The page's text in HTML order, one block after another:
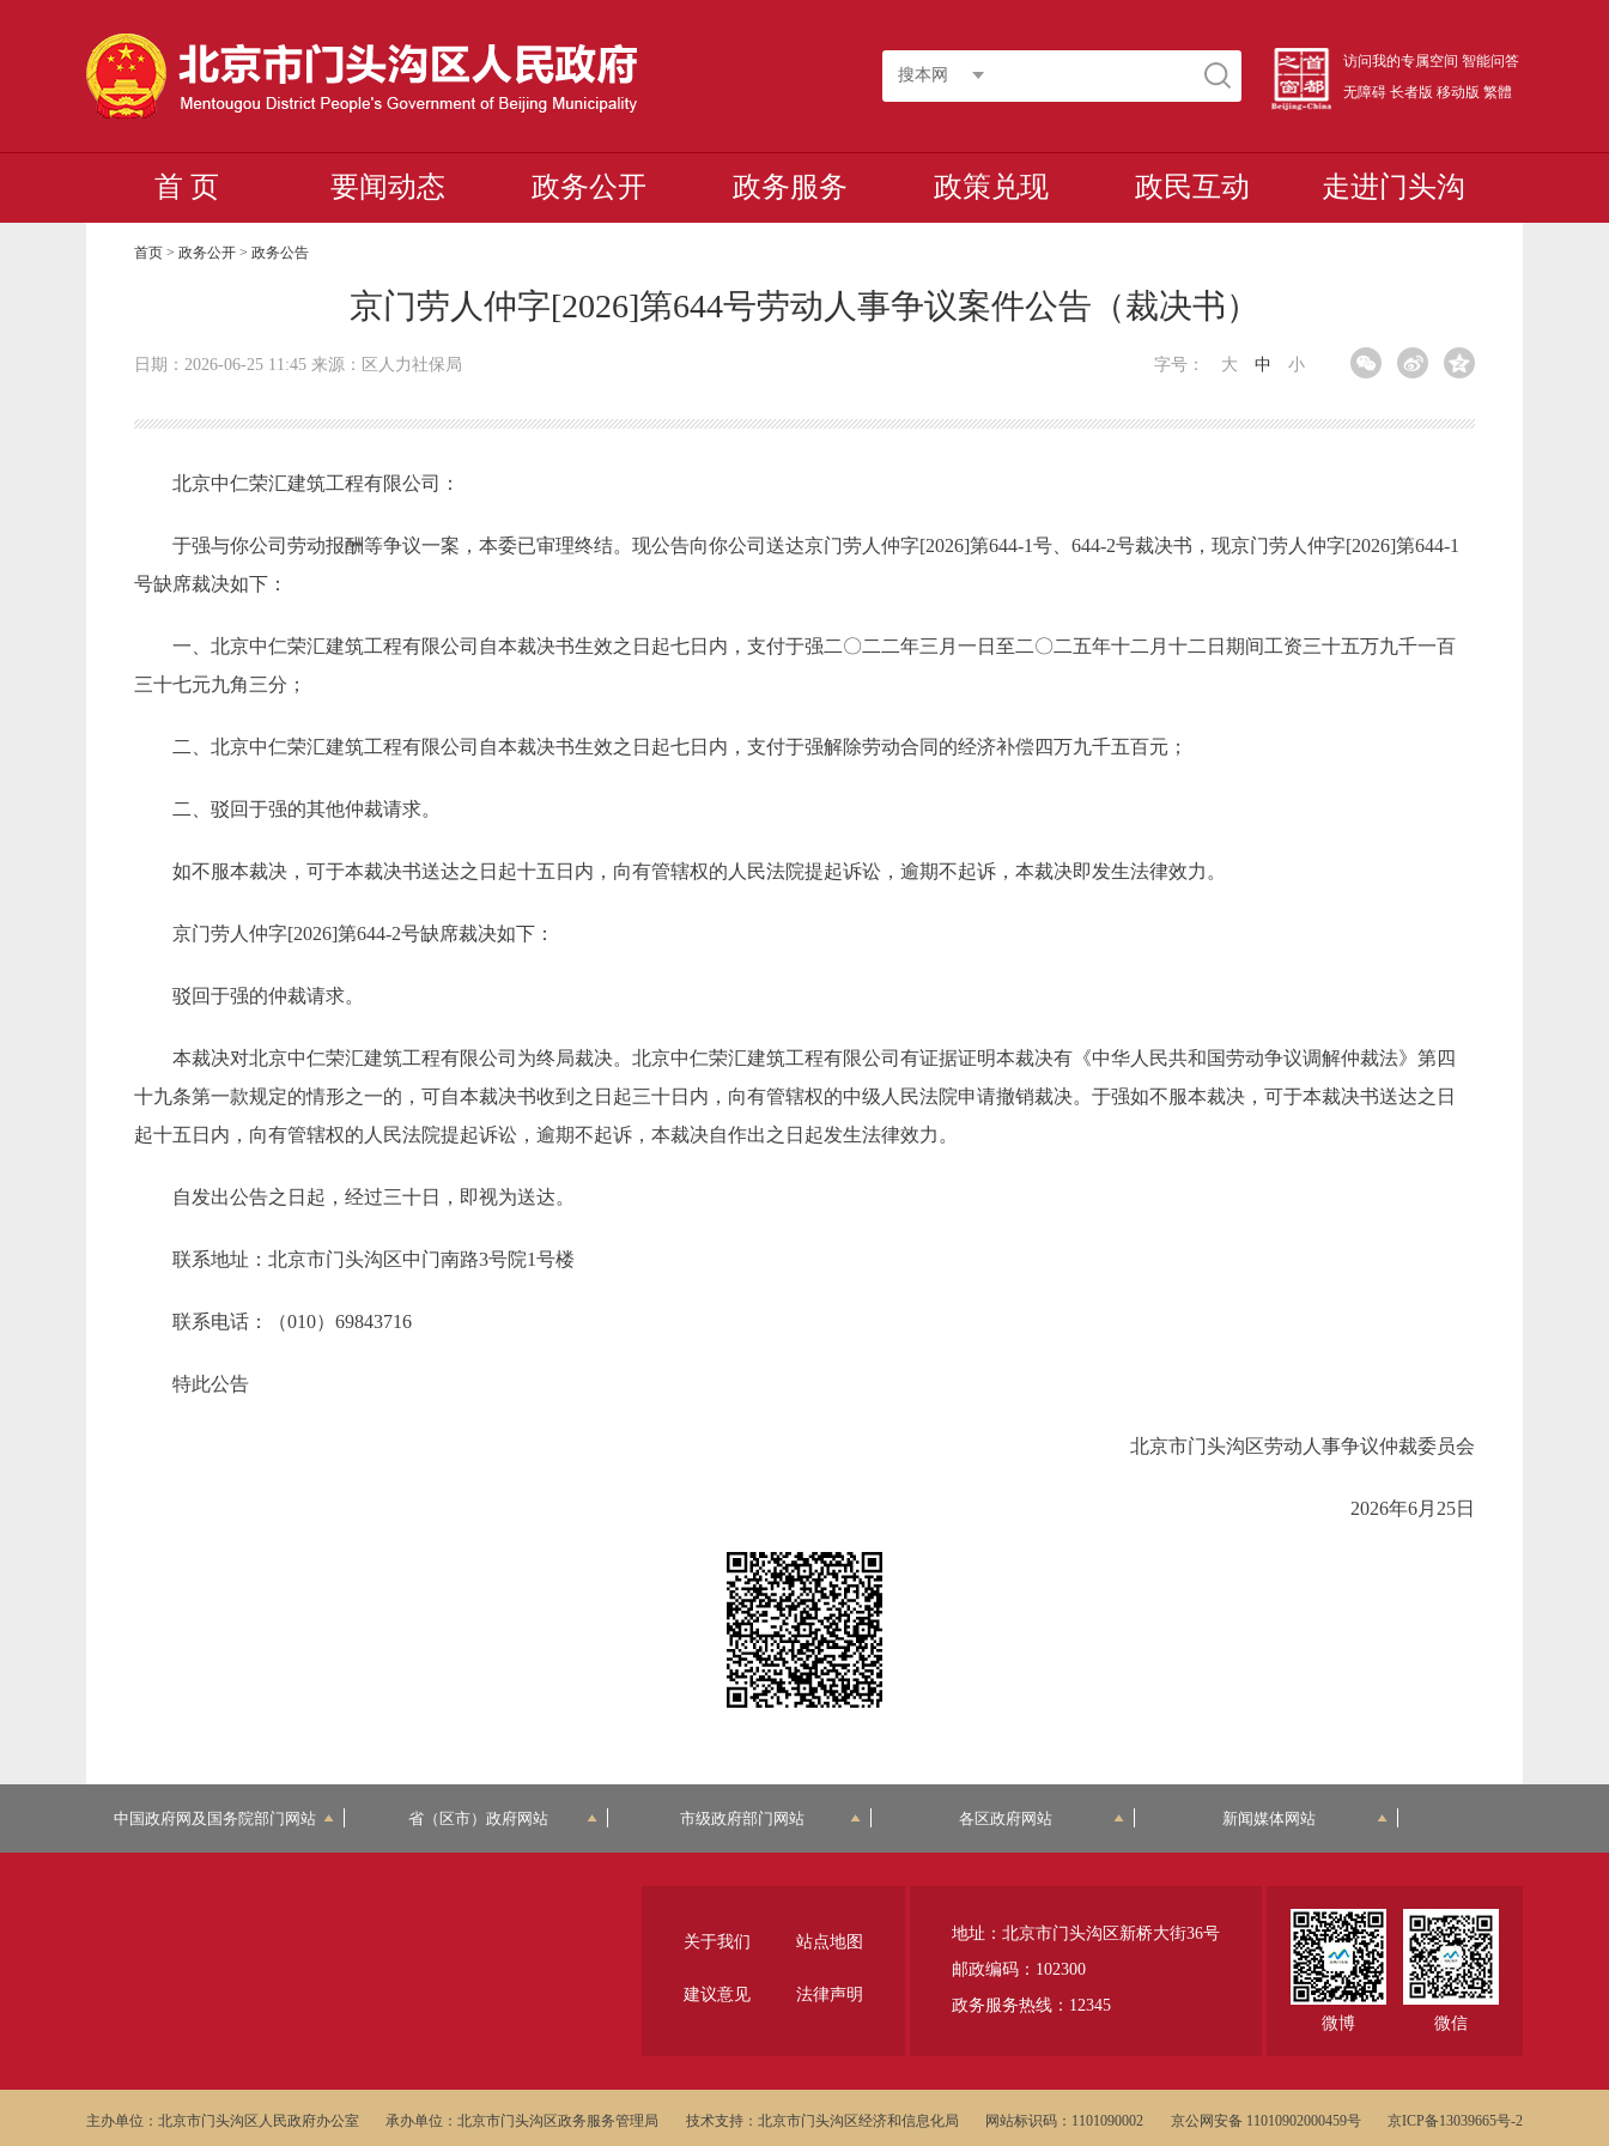
搜本网
访问我的专属空间 智能问答
无障碍 长者版 移动版 繁體
首 页 要闻动态 政务公开 政务服务 政策兑现 政民互动 走进门头沟
首页 >政务公开 >政务公告
京门劳人仲字[2026]第644号劳动人事争议案件公告（裁决书）
日期：2026-06-25 11:45 来源：区人力社保局 字号： 大 中 小
北京中仁荣汇建筑工程有限公司：
于强与你公司劳动报酬等争议一案，本委已审理终结。现公告向你公司送达京门劳人仲字[2026]第644-1号、644-2号裁决书，现京门劳人仲字[2026]第644-1
号缺席裁决如下：
一、北京中仁荣汇建筑工程有限公司自本裁决书生效之日起七日内，支付于强二〇二二年三月一日至二〇二五年十二月十二日期间工资三十五万九千一百
三十七元九角三分；
二、北京中仁荣汇建筑工程有限公司自本裁决书生效之日起七日内，支付于强解除劳动合同的经济补偿四万九千五百元；
二、驳回于强的其他仲裁请求。
如不服本裁决，可于本裁决书送达之日起十五日内，向有管辖权的人民法院提起诉讼，逾期不起诉，本裁决即发生法律效力。
京门劳人仲字[2026]第644-2号缺席裁决如下：
驳回于强的仲裁请求。
本裁决对北京中仁荣汇建筑工程有限公司为终局裁决。北京中仁荣汇建筑工程有限公司有证据证明本裁决有《中华人民共和国劳动争议调解仲裁法》第四
十九条第一款规定的情形之一的，可自本裁决书收到之日起三十日内，向有管辖权的中级人民法院申请撤销裁决。于强如不服本裁决，可于本裁决书送达之日
起十五日内，向有管辖权的人民法院提起诉讼，逾期不起诉，本裁决自作出之日起发生法律效力。
自发出公告之日起，经过三十日，即视为送达。
联系地址：北京市门头沟区中门南路3号院1号楼
联系电话：（010）69843716
特此公告
北京市门头沟区劳动人事争议仲裁委员会
2026年6月25日
中国政府网及国务院部门网站 省（区市）政府网站 市级政府部门网站 各区政府网站 新闻媒体网站
微博 微信
地址：北京市门头沟区新桥大街36号
邮政编码：102300
政务服务热线：12345
关于我们 站点地图
建议意见 法律声明
主办单位：北京市门头沟区人民政府办公室 承办单位：北京市门头沟区政务服务管理局 技术支持：北京市门头沟区经济和信息化局 网站标识码：1101090002 京公网安备 11010902000459号 京ICP备13039665号-2